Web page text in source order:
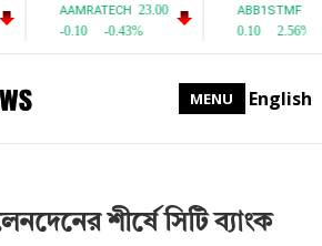
MENU English
শীর্ষে সিটি ব্যাংক